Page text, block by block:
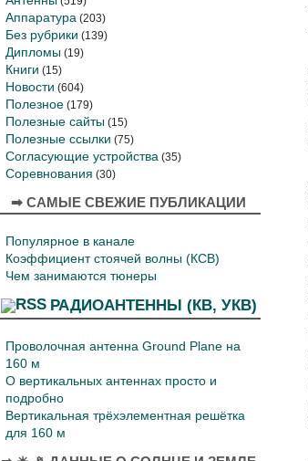
Аппаратура (203)
Без рубрики (139)
Дипломы (19)
Книги (15)
Новости (604)
Полезное (179)
Полезные сайты (15)
Полезные ссылки (75)
Согласующие устройства (35)
Соревнования (30)
➡ САМЫЕ СВЕЖИЕ ПУБЛИКАЦИИ
Популярное в канале
Коэффициент стоячей волны (КСВ)
Чем занимаются тюнеры
РАДИОАНТЕННЫ (КВ, УКВ)
Проволочная антенна Ground Plane на
160 м
О вертикальных антеннах просто и
подробно
Вертикальная трёхэлементная решётка
для 160 м